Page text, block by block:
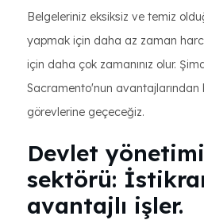
Belgeleriniz eksiksiz ve temiz
yapmak için daha az zaman
için daha çok zamanınız olur.
Sacramento'nun avantajlarından
görevlerine geçeceğiz.
Devlet
sektörü:
avantajlı işler.